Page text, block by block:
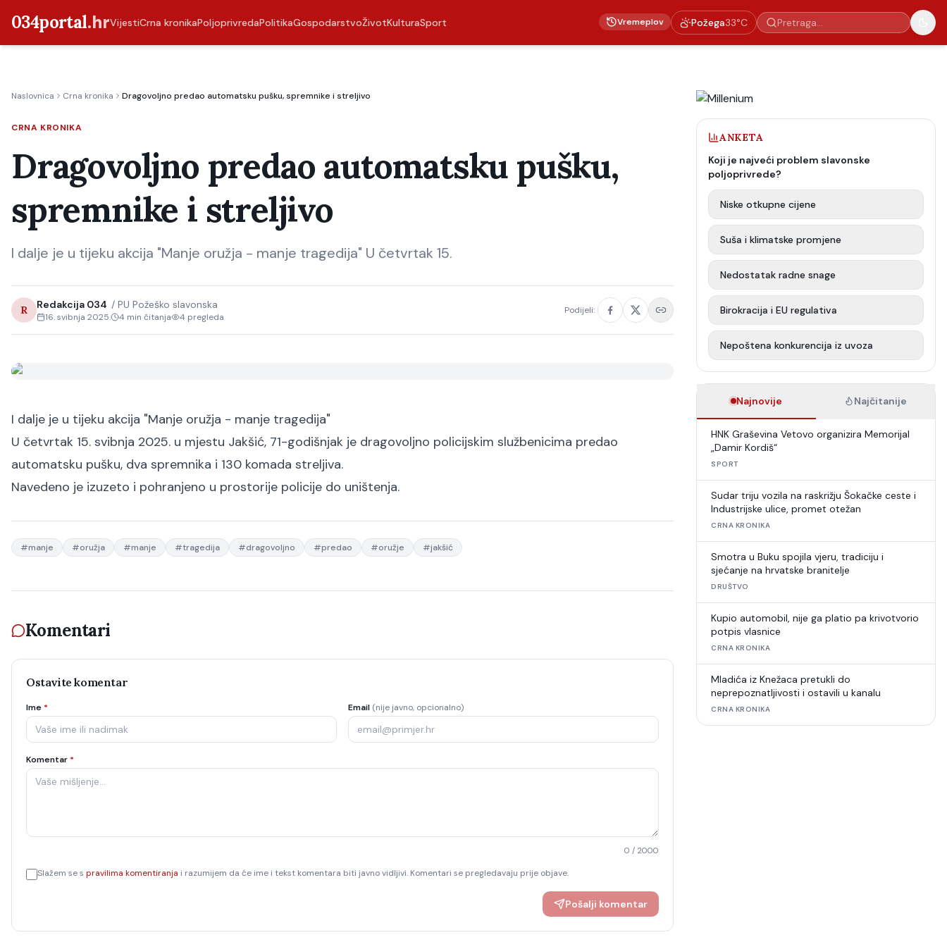
034portal.hrVijestiCrna kronikaPoljoprivredaPolitikaGospodarstvoŽivotKulturaSport Vremeplov Požega33°C
Naslovnica Crna kronika Dragovoljno predao automatsku pušku, spremnike i streljivo
CRNA KRONIKA
Dragovoljno predao automatsku pušku,
spremnike i streljivo
I dalje je u tijeku akcija "Manje oružja - manje tragedija" U četvrtak 15.
R Redakcija 034 / PU Požeško slavonska
16. svibnja 2025. 4 min čitanja 4 pregleda
Podijeli:
I dalje je u tijeku akcija "Manje oružja - manje tragedija"
U četvrtak 15. svibnja 2025. u mjestu Jakšić, 71-godišnjak je dragovoljno policijskim službenicima predao
automatsku pušku, dva spremnika i 130 komada streljiva.
Navedeno je izuzeto i pohranjeno u prostorije policije do uništenja.
#manje #oružja #manje #tragedija #dragovoljno #predao #oružje #jakšić
Komentari
Ostavite komentar
Ime * Email (nije javno, opcionalno)
Komentar *
0 / 2000
Slažem se s pravilima komentiranja i razumijem da će ime i tekst komentara biti javno vidljivi. Komentari se pregledavaju prije objave.
Pošalji komentar
ANKETA
Koji je najveći problem slavonske
poljoprivrede?
Niske otkupne cijene
Suša i klimatske promjene
Nedostatak radne snage
Birokracija i EU regulativa
Nepoštena konkurencija iz uvoza
Najnovije Najčitanije
HNK Graševina Vetovo organizira Memorijal
„Damir Kordiš“
SPORT
Sudar triju vozila na raskrižju Šokačke ceste i
Industrijske ulice, promet otežan
CRNA KRONIKA
Smotra u Buku spojila vjeru, tradiciju i
sjećanje na hrvatske branitelje
DRUŠTVO
Kupio automobil, nije ga platio pa krivotvorio
potpis vlasnice
CRNA KRONIKA
Mladića iz Knežaca pretukli do
neprepoznatljivosti i ostavili u kanalu
CRNA KRONIKA